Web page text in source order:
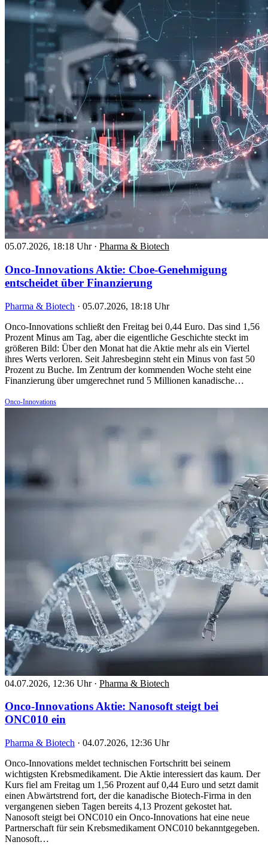
05.07.2026, 18:18 Uhr · Pharma & Biotech
Onco-Innovations Aktie: Cboe-Genehmigung
entscheidet über Finanzierung
Pharma & Biotech · 05.07.2026, 18:18 Uhr
Onco-Innovations schließt den Freitag bei 0,44 Euro. Das sind 1,56
Prozent Minus am Tag, aber die eigentliche Geschichte steckt im
größeren Bild: Über den Monat hat die Aktie mehr als ein Viertel
ihres Werts verloren. Seit Jahresbeginn steht ein Minus von fast 50
Prozent zu Buche. Im Zentrum der kommenden Woche steht eine
Finanzierung über umgerechnet rund 5 Millionen kanadische…
Onco-Innovations
04.07.2026, 12:36 Uhr · Pharma & Biotech
Onco-Innovations Aktie: Nanosoft steigt bei
ONC010 ein
Pharma & Biotech · 04.07.2026, 12:36 Uhr
Onco-Innovations meldet technischen Fortschritt bei seinem
wichtigsten Krebsmedikament. Die Aktie interessiert das kaum. Der
Kurs fiel am Freitag um 1,56 Prozent auf 0,44 Euro und setzt damit
einen Abwärtstrend fort, der die kanadische Biotech-Firma in den
vergangenen sieben Tagen bereits 4,13 Prozent gekostet hat.
Nanosoft steigt bei ONC010 ein Onco-Innovations hat eine neue
Partnerschaft für sein Krebsmedikament ONC010 bekanntgegeben.
Nanosoft…